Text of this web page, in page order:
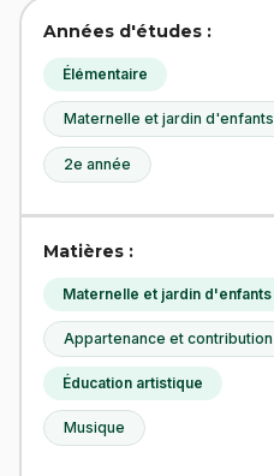
Années d'études :
Élémentaire
Maternelle et jardin d'enfants
2e année
Matières :
Maternelle et jardin d'enfants
Appartenance et contribution
Éducation artistique
Musique